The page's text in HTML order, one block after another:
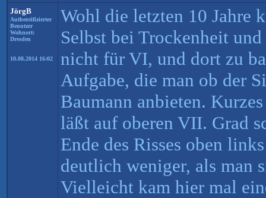
JörgB
Authentifizierter
Benutzer
Wohnort:
Dresden
10.08.2014 16:02
Wohl die letzten 10 Jahre
Selbst bei Trockenheit
nicht für VI, und dort zu
Aufgabe, die man ob der
Baumann anbieten.
läßt auf oberen VII. Grad
Ende des Risses oben
deutlich weniger, als man
Vielleicht kam hier mal